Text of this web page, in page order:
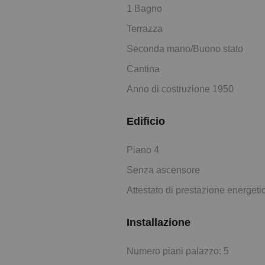
1 Bagno
Terrazza
Seconda mano/Buono stato
Cantina
Anno di costruzione 1950
Edificio
Piano 4
Senza ascensore
Attestato di prestazione
Installazione
Numero piani palazzo: 5